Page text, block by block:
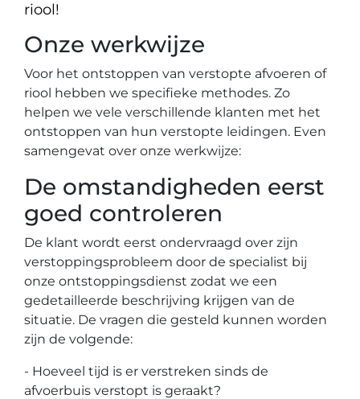
riool!
Onze werkwijze
Voor het ontstoppen van verstopte afvoeren of
riool hebben we specifieke methodes. Zo
helpen we vele verschillende klanten met het
ontstoppen van hun verstopte leidingen. Even
samengevat over onze werkwijze:
De omstandigheden eerst
goed controleren
De klant wordt eerst ondervraagd over zijn
verstoppingsprobleem door de specialist bij
onze ontstoppingsdienst zodat we een
gedetailleerde beschrijving krijgen van de
situatie. De vragen die gesteld kunnen worden
zijn de volgende:
- Hoeveel tijd is er verstreken sinds de
afvoerbuis verstopt is geraakt?